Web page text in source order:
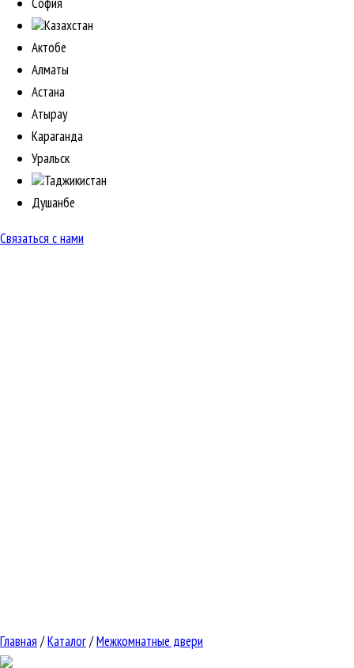
Казахстан
Актобе
Алматы
Астана
Атырау
Караганда
Уральск
Таджикистан
Душанбе
Связаться с нами
Главная /Каталог/Межкомнатные двери